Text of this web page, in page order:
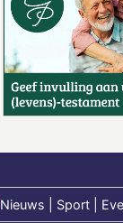
Nieuws | Sport |